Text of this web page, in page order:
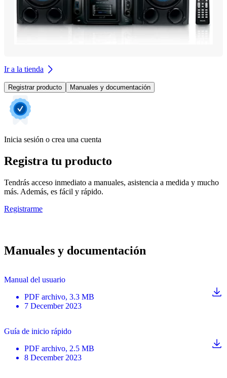
Ir a la tienda
Registrar producto Manuales y documentación
Inicia sesión o crea una cuenta
Registra tu producto
Tendrás acceso inmediato a manuales, asistencia a medida y mucho
más. Además, es fácil y rápido.
Registrarme
Manuales y documentación
Manual del usuario
PDF archivo, 3.3 MB
7 December 2023
Guía de inicio rápido
PDF archivo, 2.5 MB
8 December 2023